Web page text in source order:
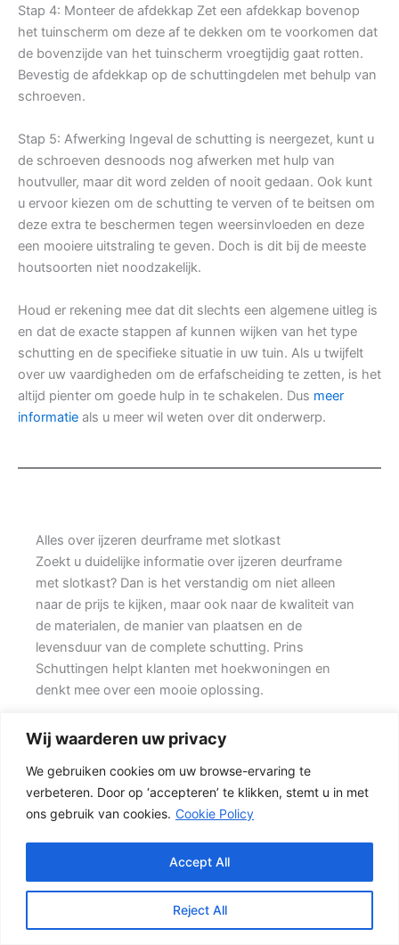
Wij waarderen uw privacy
We gebruiken cookies om uw browse-ervaring te
verbeteren. Door op ‘accepteren’ te klikken, stemt u in met
ons gebruik van cookies. Cookie Policy
Reject All
Accept All
Stap 4: Monteer de afdekkap Zet een afdekkap bovenop
het tuinscherm om deze af te dekken om te voorkomen dat
de bovenzijde van het tuinscherm vroegtijdig gaat rotten.
Bevestig de afdekkap op de schuttingdelen met behulp van
schroeven.
Stap 5: Afwerking Ingeval de schutting is neergezet, kunt u
de schroeven desnoods nog afwerken met hulp van
houtvuller, maar dit word zelden of nooit gedaan. Ook kunt
u ervoor kiezen om de schutting te verven of te beitsen om
deze extra te beschermen tegen weersinvloeden en deze
een mooiere uitstraling te geven. Doch is dit bij de meeste
houtsoorten niet noodzakelijk.
Houd er rekening mee dat dit slechts een algemene uitleg is
en dat de exacte stappen af kunnen wijken van het type
schutting en de specifieke situatie in uw tuin. Als u twijfelt
over uw vaardigheden om de erfafscheiding te zetten, is het
altijd pienter om goede hulp in te schakelen. Dus meer
informatie als u meer wil weten over dit onderwerp.
Alles over ijzeren deurframe met slotkast
Zoekt u duidelijke informatie over ijzeren deurframe
met slotkast? Dan is het verstandig om niet alleen
naar de prijs te kijken, maar ook naar de kwaliteit van
de materialen, de manier van plaatsen en de
levensduur van de complete schutting. Prins
Schuttingen helpt klanten met hoekwoningen en
denkt mee over een mooie oplossing.
De juiste erfafscheiding begint met een goed plan.
Wilt u vooral privacy, dan is een dichte schutting
meestal de beste keuze. Daarbij spelen ook zaken
mee zoals windbelasting, hoogteverschillen,
grondsoort, erfgrens en de bereikbaarheid van de
tuin.
Schutting kiezen op basis van uitstraling en gebruik
Een hout-beton schutting is populair omdat deze